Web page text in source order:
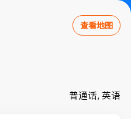
查看地图
普通话, 英语